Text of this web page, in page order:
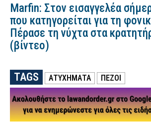
Marfin: Στον εισαγγελέα
που κατηγορείται για τη
Πέρασε τη νύχτα στα
(βίντεο)
TAGS ΑΤΥΧΗΜΑΤΑ ΠΕΖΟΙ